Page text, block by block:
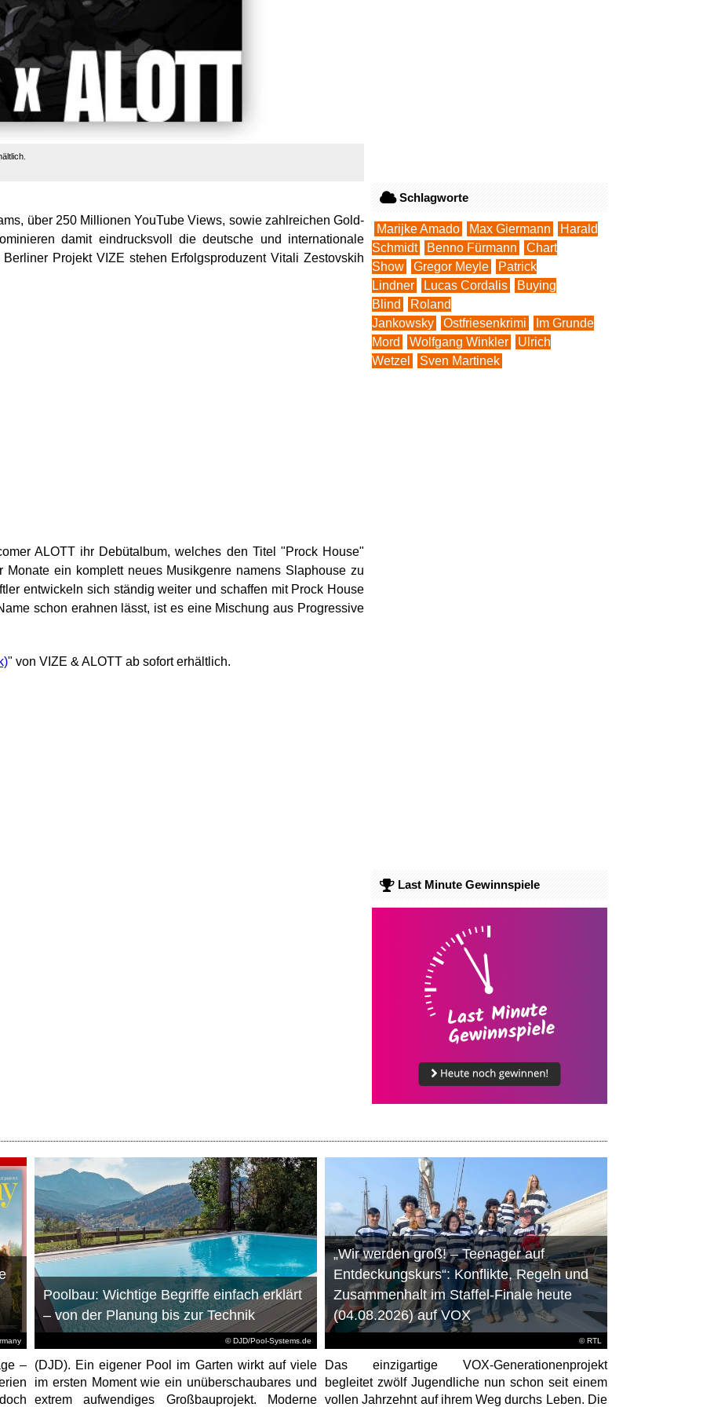
über 250 Millionen YouTube Views, sowie zahlreichen Gold-
damit eindrucksvoll die deutsche und internationale
Projekt VIZE stehen Erfolgsproduzent Vitali Zestovskih
ALOTT ihr Debütalbum, welches den Titel "Prock House"
ein komplett neues Musikgenre namens Slaphouse zu
entwickeln sich ständig weiter und scha­ffen mit Prock House
schon erahnen lässt, ist es eine Mischung aus Progressive
" von VIZE & ALOTT ab sofort erhältlich.
Schlagworte
Marijke Amado Max Giermann
Harald
Schmidt
Benno Fürmann
Chart
Show
Gregor Meyle
Patrick
Lindner
Lucas Cordalis
Buying
Blind
Roland
Jankowsky
Ostfriesenkrimi
Im Grunde
Mord
Wolfgang Winkler
Ulrich
Wetzel
Sven Martinek
Last Minute Gewinnspiele
–
© DJD/Pool-Systems.de
Poolbau: Wichtige Begriffe einfach erklärt
– von der Planung bis zur Technik
(DJD). Ein eigener Pool im Garten wirkt auf viele
im ersten Moment wie ein unüberschaubares und
extrem aufwendiges Großbauprojekt. Moderne
© RTL
„Wir werden groß! – Teenager auf
Entdeckungskurs“: Konflikte, Regeln und
Zusammenhalt im Staffel-Finale heute
(04.08.2026) auf VOX
Das einzigartige VOX-Generationenprojekt
begleitet zwölf Jugendliche nun schon seit einem
vollen Jahrzehnt auf ihrem Weg durchs Leben. Die